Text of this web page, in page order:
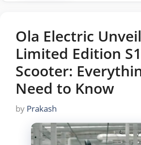
Ola Electric
Limited Edition
Scooter:
Need to Know
by Prakash